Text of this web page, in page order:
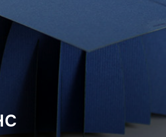
08:00–23:00
hours from July 6th to August 29th